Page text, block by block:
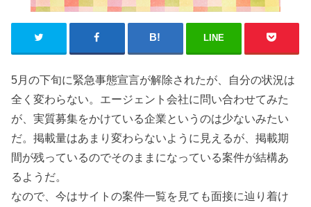
LINE
5月の下旬に緊急事態宣言が解除されたが、自分の状況は
全く変わらない。エージェント会社に問い合わせてみた
が、実質募集をかけている企業というのは少ないみたい
だ。掲載量はあまり変わらないように見えるが、掲載期
間が残っているのでそのままになっている案件が結構あ
るようだ。
なので、今はサイトの案件一覧を見ても面接に辿り着け